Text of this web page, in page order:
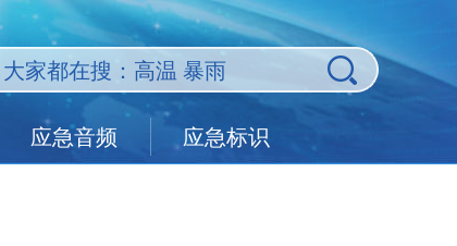
应急音频 应急标识